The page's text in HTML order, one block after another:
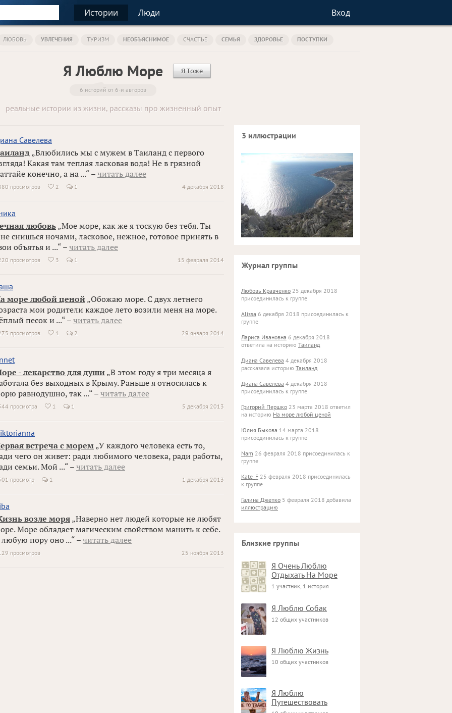
Истории Люди Вход
ЛЮБОВЬ УВЛЕЧЕНИЯ ТУРИЗМ НЕОБЪЯСНИМОЕ СЧАСТЬЕ СЕМЬЯ ЗДОРОВЬЕ ПОСТУПКИ
Я Люблю Море Я Тоже
6 историй от 6-и авторов
реальные истории из жизни, рассказы про жизненный опыт
Савелева
„Влюбились мы с мужем в Таиланд с первого
Какая там теплая ласковая вода! Не в грязной
конечно, а на ...“ – читать далее
4 декабря 2018
просмотров  2 1
любовь „Мое море, как же я тоскую без тебя. Ты
снишься ночами, ласковое, нежное, готовое принять в
объятья и ...“ – читать далее
15 февраля 2014
просмотров  3 1
море любой ценой „Обожаю море. С двух летнего
мои родители каждое лето возили меня на море.
песок и ...“ – читать далее
29 января 2014
просмотров  1 2
- лекарство для души „В этом году я три месяца я
без выходных в Крыму. Раньше я относилась к
равнодушно, так ...“ – читать далее
5 декабря 2013
просмотра  1 1
встреча с морем „У каждого человека есть то,
чего он живет: ради любимого человека, ради работы,
семьи. Мой ...“ – читать далее
1 декабря 2013
просмотр 1
возле моря „Наверно нет людей которые не любят
Море обладает магическим свойством манить к себе.
пору оно ...“ – читать далее
25 ноября 2013
просмотров
3 иллюстрации
Журнал группы
Любовь Кравченко 25 декабря 2018
присоединилась к группе
Alissa 6 декабря 2018 присоединилась к
группе
Лариса Ивановна 6 декабря 2018
ответила на историю Таиланд
Диана Савелева 4 декабря 2018
рассказала историю Таиланд
Диана Савелева 4 декабря 2018
присоединилась к группе
Григорий Першко 23 марта 2018 ответил
на историю На море любой ценой
Юлия Быкова 14 марта 2018
присоединилась к группе
Nam 26 февраля 2018 присоединилась к
группе
Kate_F 25 февраля 2018 присоединилась
к группе
Галина Джепко 5 февраля 2018 добавила
иллюстрацию
Близкие группы
Я Очень Люблю
Отдыхать На Море
1 участник, 1 история
Я Люблю Собак
12 общих участников
Я Люблю Жизнь
10 общих участников
Я Люблю
Путешествовать